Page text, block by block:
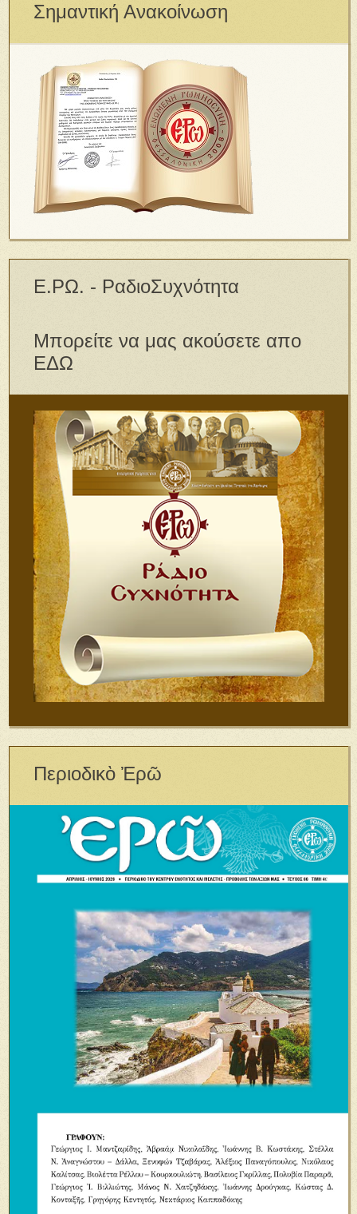
Σημαντική Ανακοίνωση
Ε.ΡΩ. - ΡαδιοΣυχνότητα
Μπορείτε να μας ακούσετε απο
ΕΔΩ
Περιοδικὸ Ἐρῶ